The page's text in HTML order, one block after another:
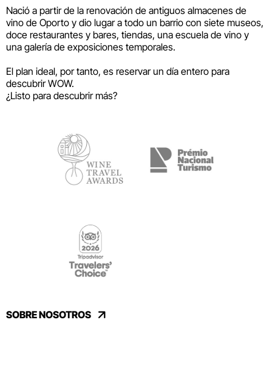
Nació a partir de la renovación de antiguos almacenes de
vino de Oporto y dio lugar a todo un barrio con siete museos,
doce restaurantes y bares, tiendas, una escuela de vino y
una galería de exposiciones temporales.
El plan ideal, por tanto, es reservar un día entero para
descubrir WOW.
¿Listo para descubrir más?
SOBRE NOSOTROS